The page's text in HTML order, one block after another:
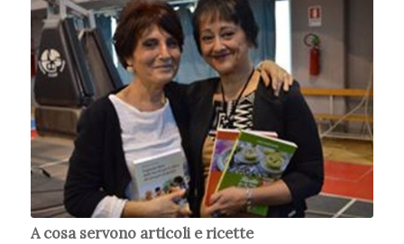
A cosa servono articoli e ricette